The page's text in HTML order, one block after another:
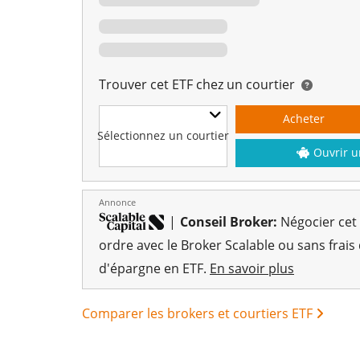
Trouver cet ETF chez un courtier
Sélectionnez un courtier
Acheter
Ouvrir
Annonce
| Conseil Broker: Négocier cet
ordre avec le Broker Scalable ou sans
d'épargne en ETF. En savoir plus
Comparer les brokers et courtiers ETF